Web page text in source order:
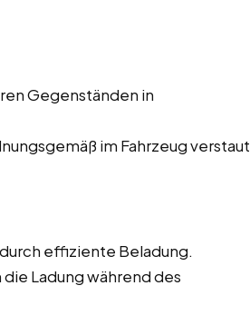
Gegenständen in
im Fahrzeug verstaut
effiziente Beladung.
Ladung während des